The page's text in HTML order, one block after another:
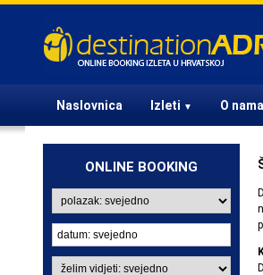
Naslovnica Izleti ▼ O nama
ONLINE BOOKING